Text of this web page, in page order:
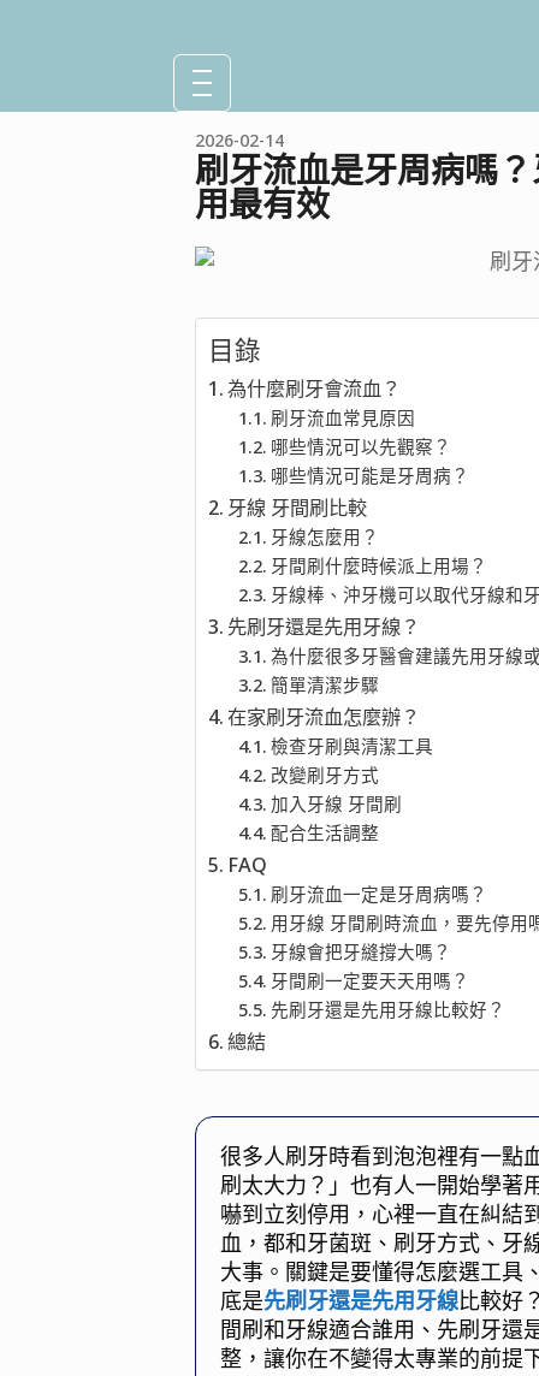
2026-02-14
刷牙流血是牙周病嗎
用最有效
目錄
為什麼刷牙會流血？
刷牙流血常見原因
哪些情況可以先觀察？
哪些情況可能是牙周病？
牙線 牙間刷比較
牙線怎麼用？
牙間刷什麼時候派上用場？
牙線棒、沖牙機可以取代牙線和
先刷牙還是先用牙線？
為什麼很多牙醫會建議先用牙線
簡單清潔步驟
在家刷牙流血怎麼辦？
檢查牙刷與清潔工具
改變刷牙方式
加入牙線 牙間刷
配合生活調整
FAQ
刷牙流血一定是牙周病嗎？
用牙線 牙間刷時流血，要先停用
牙線會把牙縫撐大嗎？
牙間刷一定要天天用嗎？
先刷牙還是先用牙線比較好？
總結
很多人刷牙時看到泡泡裡有一點
刷太大力？」也有人一開始學著
嚇到立刻停用，心裡一直在糾結
血，都和牙菌斑、刷牙方式、牙
大事。關鍵是要懂得怎麼選工具
底是先刷牙還是先用牙線比較好
間刷和牙線適合誰用、先刷牙還
整，讓你在不變得太專業的前提